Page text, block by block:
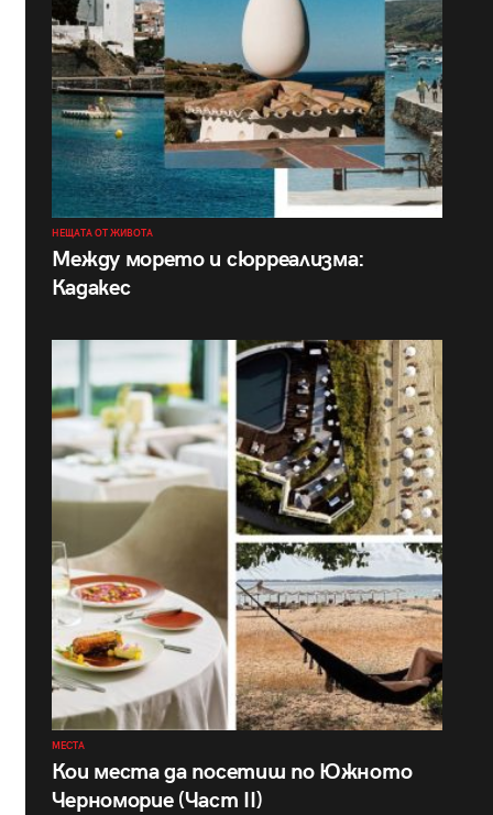
НЕЩАТА ОТ ЖИВОТА
Между морето и сюрреализма:
Кадакес
МЕСТА
Кои места да посетиш по Южното
Черноморие (Част II)